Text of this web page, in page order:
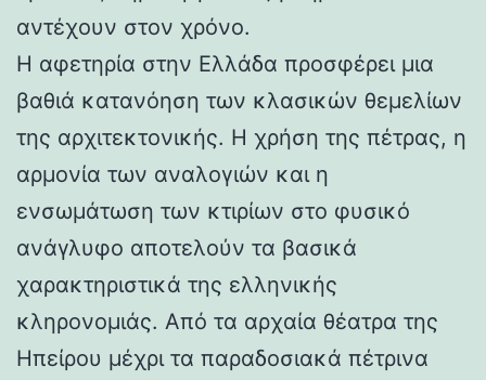
αντέχουν στον χρόνο.
Η αφετηρία στην Ελλάδα προσφέρει μια
βαθιά κατανόηση των κλασικών θεμελίων
της αρχιτεκτονικής. Η χρήση της πέτρας, η
αρμονία των αναλογιών και η
ενσωμάτωση των κτιρίων στο φυσικό
ανάγλυφο αποτελούν τα βασικά
χαρακτηριστικά της ελληνικής
κληρονομιάς. Από τα αρχαία θέατρα της
Ηπείρου μέχρι τα παραδοσιακά πέτρινα